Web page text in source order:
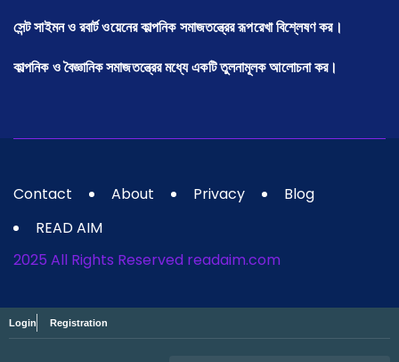
সেন্ট সাইমন ও রবার্ট ওয়েনের কাল্পনিক সমাজতন্ত্রের রূপরেখা বিশ্লেষণ কর।
কাল্পনিক ও বৈজ্ঞানিক সমাজতন্ত্রের মধ্যে একটি তুলনামূলক আলোচনা কর।
2025 All Rights Reserved readaim.com
Contact About Privacy
Blog
READ AIM
Login Registration